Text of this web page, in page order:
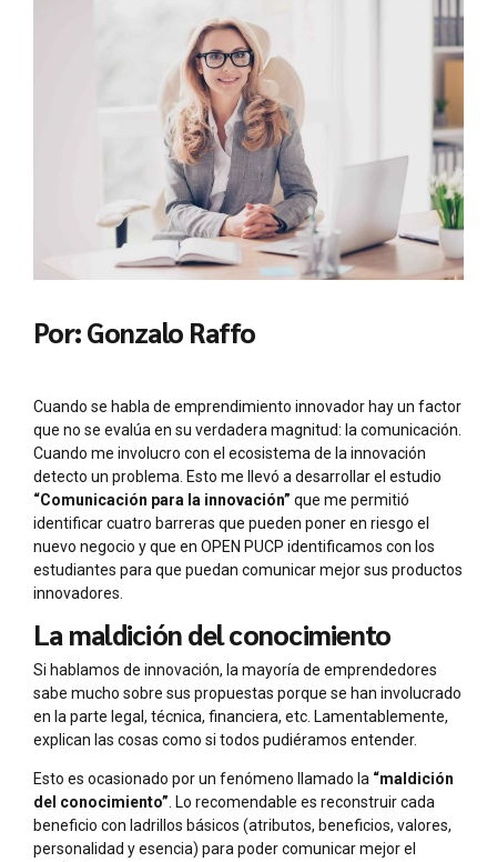
Por: Gonzalo Raffo
Cuando se habla de emprendimiento innovador hay un factor
que no se evalúa en su verdadera magnitud: la comunicación.
Cuando me involucro con el ecosistema de la innovación
detecto un problema. Esto me llevó a desarrollar el estudio
“Comunicación para la innovación” que me permitió
identificar cuatro barreras que pueden poner en riesgo el
nuevo negocio y que en OPEN PUCP identificamos con los
estudiantes para que puedan comunicar mejor sus productos
innovadores.
La maldición del conocimiento
Si hablamos de innovación, la mayoría de emprendedores
sabe mucho sobre sus propuestas porque se han involucrado
en la parte legal, técnica, financiera, etc. Lamentablemente,
explican las cosas como si todos pudiéramos entender.
Esto es ocasionado por un fenómeno llamado la “maldición
del conocimiento”. Lo recomendable es reconstruir cada
beneficio con ladrillos básicos (atributos, beneficios, valores,
personalidad y esencia) para poder comunicar mejor el